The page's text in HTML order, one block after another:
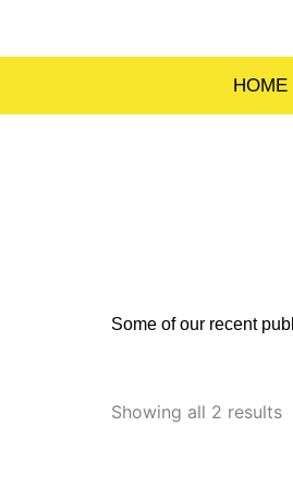
HOME
Some of our recent
Showing all 2 resultsby